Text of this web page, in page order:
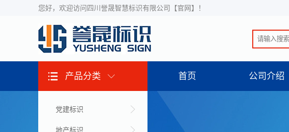
您好，欢迎访问四川誉晟智慧标识有限公司【官网】！
产品分类
党建标识
地产标识
首页 公司介绍